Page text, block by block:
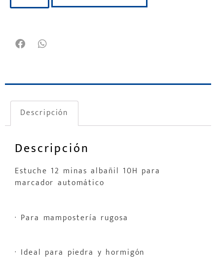
Descripción
Descripción
Estuche 12 minas albañil 10H para
marcador automático
· Para mampostería rugosa
· Ideal para piedra y hormigón